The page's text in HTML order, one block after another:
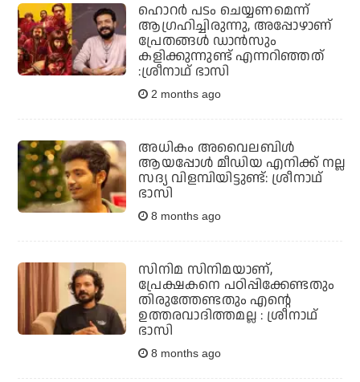
ഹൊറർ പടം ചെയ്യണമെന്ന്
ആഗ്രഹിച്ചിരുന്നു, അപ്പോഴാണ്
പ്രേതങ്ങൾ ഡാൻസും
കളിക്കുന്നുണ്ട് എന്നറിഞ്ഞത്
:ശ്രീനാഥ് ഭാസി
2 months ago
അധികം അവൈലബിള്‍
ആയപ്പോള്‍ മീഡിയ എനിക്ക് നല്ല
സദ്യ വിളമ്പിയിട്ടുണ്ട്: ശ്രീനാഥ്
ഭാസി
8 months ago
സിനിമ സിനിമയാണ്,
പ്രേക്ഷകനെ പഠിപ്പിക്കേണ്ടതും
തിരുത്തേണ്ടതും എന്റെ
ഉത്തരവാദിത്തമല്ല : ശ്രീനാഥ്
ഭാസി
8 months ago